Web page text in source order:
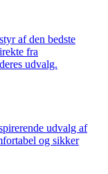
af den bedste
fra
udvalg.
udvalg af
og sikker